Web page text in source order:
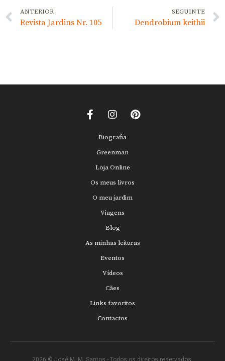
ANTERIOR
Revista Jardins Nr. 105
SEGUINTE
Dendrobium keithii
Biografia
Greenman
Loja Online
Os meus livros
O meu jardim
Viagens
Blog
As minhas leituras
Eventos
Vídeos
Cães
Links favoritos
Contactos
2026 © José M. M. Santos - Todos os direitos reservados.